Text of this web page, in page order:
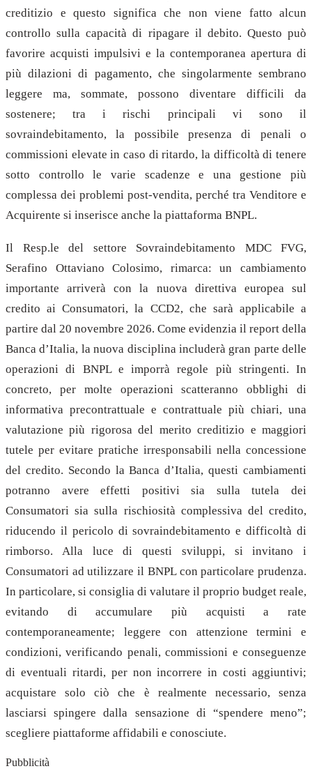
creditizio e questo significa che non viene fatto alcun
controllo sulla capacità di ripagare il debito. Questo può
favorire acquisti impulsivi e la contemporanea apertura di
più dilazioni di pagamento, che singolarmente sembrano
leggere ma, sommate, possono diventare difficili da
sostenere; tra i rischi principali vi sono il
sovraindebitamento, la possibile presenza di penali o
commissioni elevate in caso di ritardo, la difficoltà di tenere
sotto controllo le varie scadenze e una gestione più
complessa dei problemi post-vendita, perché tra Venditore e
Acquirente si inserisce anche la piattaforma BNPL.
Il Resp.le del settore Sovraindebitamento MDC FVG,
Serafino Ottaviano Colosimo, rimarca: un cambiamento
importante arriverà con la nuova direttiva europea sul
credito ai Consumatori, la CCD2, che sarà applicabile a
partire dal 20 novembre 2026. Come evidenzia il report della
Banca d’Italia, la nuova disciplina includerà gran parte delle
operazioni di BNPL e imporrà regole più stringenti. In
concreto, per molte operazioni scatteranno obblighi di
informativa precontrattuale e contrattuale più chiari, una
valutazione più rigorosa del merito creditizio e maggiori
tutele per evitare pratiche irresponsabili nella concessione
del credito. Secondo la Banca d’Italia, questi cambiamenti
potranno avere effetti positivi sia sulla tutela dei
Consumatori sia sulla rischiosità complessiva del credito,
riducendo il pericolo di sovraindebitamento e difficoltà di
rimborso. Alla luce di questi sviluppi, si invitano i
Consumatori ad utilizzare il BNPL con particolare prudenza.
In particolare, si consiglia di valutare il proprio budget reale,
evitando di accumulare più acquisti a rate
contemporaneamente; leggere con attenzione termini e
condizioni, verificando penali, commissioni e conseguenze
di eventuali ritardi, per non incorrere in costi aggiuntivi;
acquistare solo ciò che è realmente necessario, senza
lasciarsi spingere dalla sensazione di “spendere meno”;
scegliere piattaforme affidabili e conosciute.
Pubblicità